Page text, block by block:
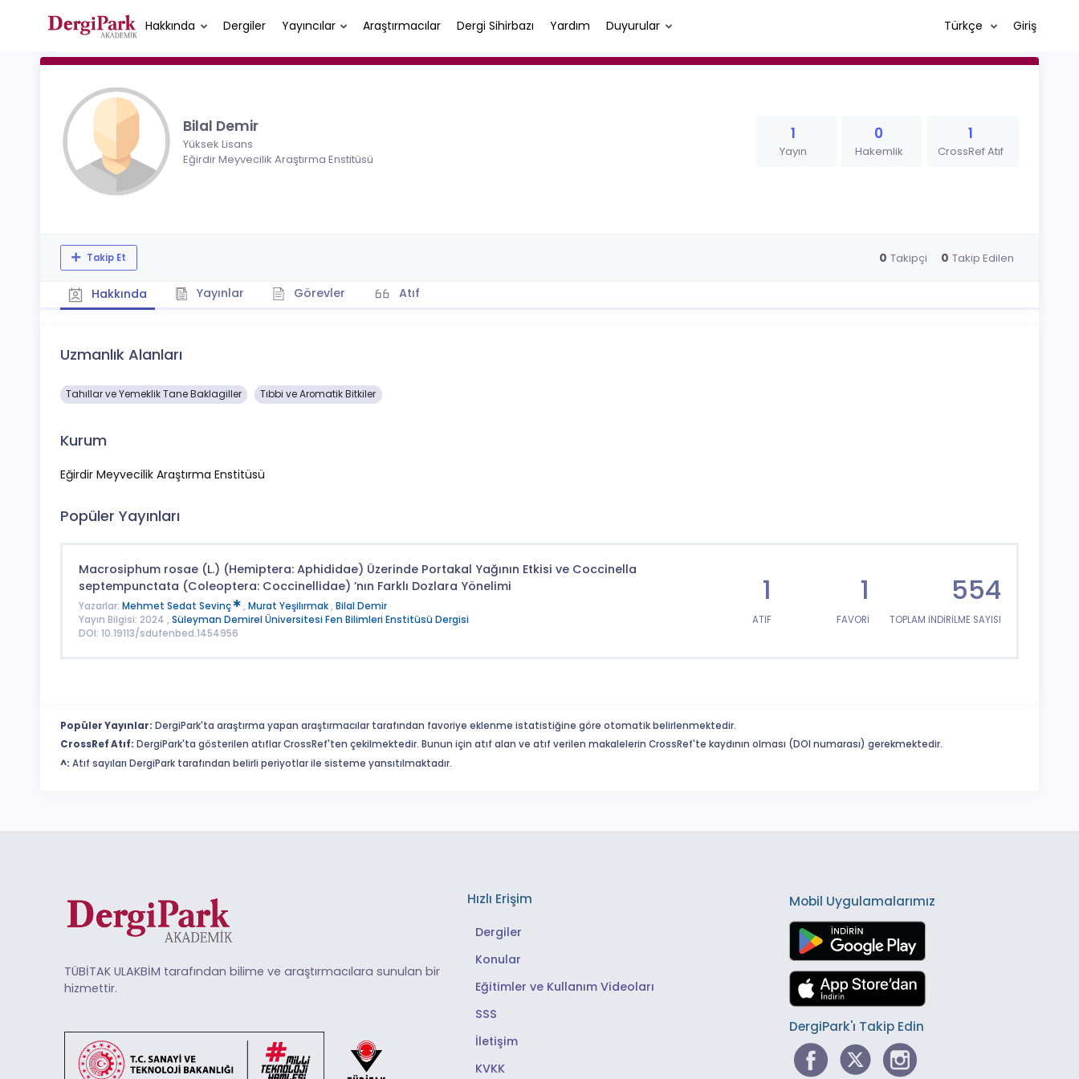
Hakkında Dergiler Yayıncılar Araştırmacılar Dergi Sihirbazı Yardım Duyurular Türkçe Giriş
Bilal Demir
Yüksek Lisans
Eğirdir Meyvecilik Araştırma Enstitüsü
1
Yayın
0
Hakemlik
1
CrossRef Atıf
Takip Et 0 Takipçi 0 Takip Edilen
Hakkında Yayınlar Görevler Atıf
Uzmanlık Alanları
Tahıllar ve Yemeklik Tane Baklagiller Tıbbi ve Aromatik Bitkiler
Kurum
Eğirdir Meyvecilik Araştırma Enstitüsü
Popüler Yayınları
Macrosiphum rosae (L.) (Hemiptera: Aphididae) Üzerinde Portakal Yağının Etkisi ve Coccinella
septempunctata (Coleoptera: Coccinellidae) ’nın Farklı Dozlara Yönelimi
Yazarlar: Mehmet Sedat Sevinç , Murat Yeşilırmak, Bilal Demir
Yayın Bilgisi: 2024 , Süleyman Demirel Üniversitesi Fen Bilimleri Enstitüsü Dergisi
DOI: 10.19113/sdufenbed.1454956
1
ATIF
1
FAVORİ
554
TOPLAM İNDİRİLME SAYISI
Popüler Yayınlar: DergiPark'ta araştırma yapan araştırmacılar tarafından favoriye eklenme istatistiğine göre otomatik belirlenmektedir.
CrossRef Atıf: DergiPark'ta gösterilen atıflar CrossRef'ten çekilmektedir. Bunun için atıf alan ve atıf verilen makalelerin CrossRef'te kaydının olması (DOI numarası) gerekmektedir.
^: Atıf sayıları DergiPark tarafından belirli periyotlar ile sisteme yansıtılmaktadır.
TÜBİTAK ULAKBİM tarafından bilime ve araştırmacılara sunulan bir
hizmettir.
Hızlı Erişim
Dergiler
Konular
Eğitimler ve Kullanım Videoları
SSS
İletişim
KVKK
Mobil Uygulamalarımız
DergiPark'ı Takip Edin